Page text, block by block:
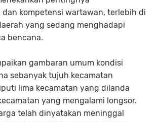
dan kompetensi wartawan, terlebih di
yang sedang menghadapi
bencana.
gambaran umum kondisi
sebanyak tujuh kecamatan
lima kecamatan yang dilanda
yang mengalami longsor.
telah dinyatakan meninggal